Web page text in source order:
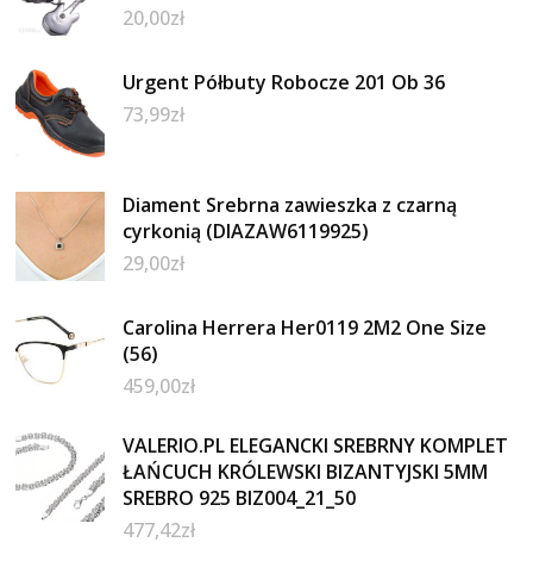
20,00zł
Urgent Półbuty Robocze 201 Ob 36
73,99zł
Diament Srebrna zawieszka z czarną
cyrkonią (DIAZAW6119925)
29,00zł
Carolina Herrera Her0119 2M2 One Size
(56)
459,00zł
VALERIO.PL ELEGANCKI SREBRNY KOMPLET
ŁAŃCUCH KRÓLEWSKI BIZANTYJSKI 5MM
SREBRO 925 BIZ004_21_50
477,42zł